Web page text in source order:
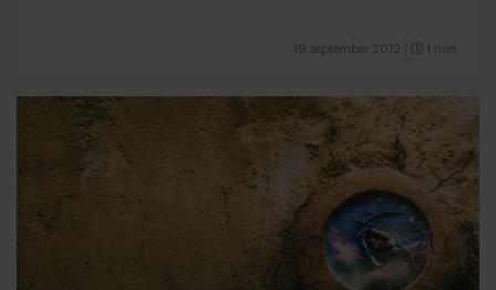
19 september 2012 1 min